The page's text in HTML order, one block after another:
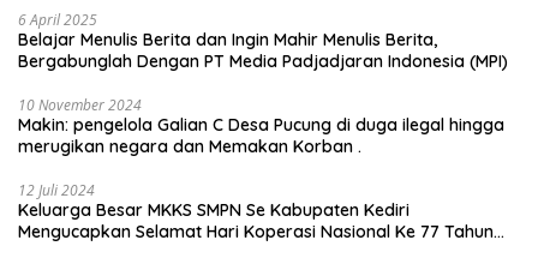
6 April 2025
Belajar Menulis Berita dan Ingin Mahir Menulis Berita,
Bergabunglah Dengan PT Media Padjadjaran Indonesia (MPI)
10 November 2024
Makin: pengelola Galian C Desa Pucung di duga ilegal hingga
merugikan negara dan Memakan Korban .
12 Juli 2024
Keluarga Besar MKKS SMPN Se Kabupaten Kediri
Mengucapkan Selamat Hari Koperasi Nasional Ke 77 Tahun